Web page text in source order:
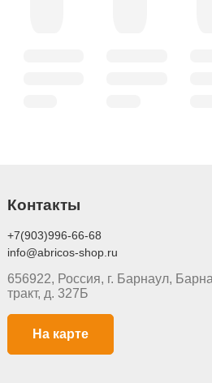
Контакты
+7(903)996-66-68
info@abricos-shop.ru
656922, Россия, г. Барнаул,
тракт, д. 327Б
На карте